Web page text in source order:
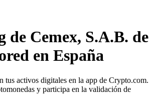
de Cemex, S.A.B. de
en España
tus activos digitales en la app de Crypto.com.
y participa en la validación de